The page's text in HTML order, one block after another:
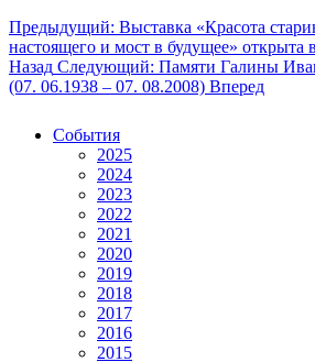
Предыдущий: Выставка «Красота
настоящего и мост в будущее» открыта
Назад Следующий: Памяти Галины
(07. 06.1938 – 07. 08.2008) Вперед
События
2025
2024
2023
2022
2021
2020
2019
2018
2017
2016
2015